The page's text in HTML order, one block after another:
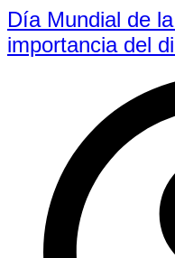
Día Mundial de
importancia del